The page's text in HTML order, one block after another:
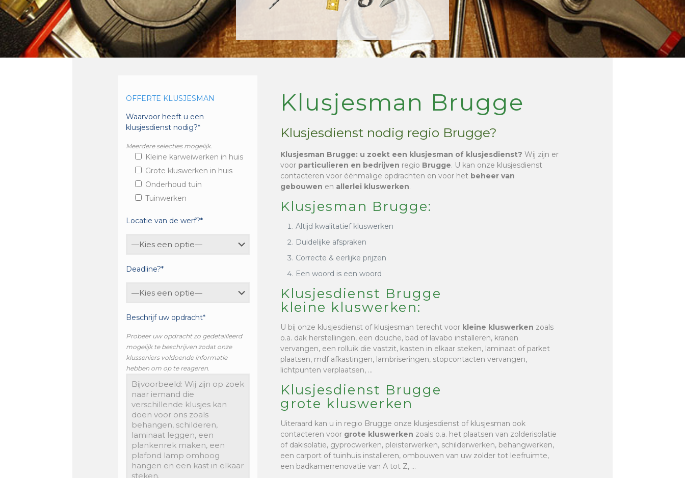
OFFERTE KLUSJESMAN
Waarvoor heeft u een
klusjesdienst nodig?*
Meerdere selecties mogelijk.
Kleine karweiwerken in huis
Grote kluswerken in huis
Onderhoud tuin
Tuinwerken
Locatie van de werf?*
Deadline?*
Beschrijf uw opdracht*
Probeer uw opdracht zo gedetailleerd
mogelijk te beschrijven zodat onze
klusseniers voldoende informatie
hebben om op te reageren.
Klusjesman Brugge
Klusjesdienst nodig regio Brugge?
Klusjesman Brugge: u zoekt een klusjesman of klusjesdienst? Wij zijn er
voor particulieren en bedrijven regio Brugge. U kan onze klusjesdienst
contacteren voor éénmalige opdrachten en voor het beheer van
gebouwen en allerlei kluswerken.
Klusjesman Brugge:
Altijd kwalitatief kluswerken
Duidelijke afspraken
Correcte & eerlijke prijzen
Een woord is een woord
Klusjesdienst Brugge
kleine kluswerken:
U bij onze klusjesdienst of klusjesman terecht voor kleine kluswerken zoals
o.a. dak herstellingen, een douche, bad of lavabo installeren, kranen
vervangen, een rolluik die vastzit, kasten in elkaar steken, laminaat of parket
plaatsen, mdf afkastingen, lambriseringen, stopcontacten vervangen,
lichtpunten verplaatsen, …
Klusjesdienst Brugge
grote kluswerken
Uiteraard kan u in regio Brugge onze klusjesdienst of klusjesman ook
contacteren voor grote kluswerken zoals o.a. het plaatsen van zolderisolatie
of dakisolatie, gyprocwerken, pleisterwerken, schilderwerken, behangwerken,
een carport of tuinhuis installeren, ombouwen van uw zolder tot leefruimte,
een badkamerrenovatie van A tot Z, …